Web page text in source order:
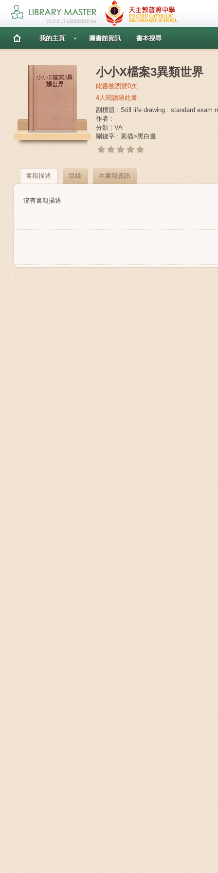
V3.5.6.17 p20150519 lite
我的主頁 圖書館資訊 書本搜尋
小小X檔案3異類世界
此書被瀏覽0次
4人閱讀過此書
副標題 : Still life drawing : standard exam
作者 :
分類 : VA
關鍵字 : 素描>黑白畫
書籍描述 目錄 本書籍資訊
沒有書籍描述